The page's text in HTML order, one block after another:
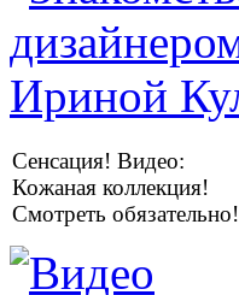
Сенсация! Видео:
Кожаная коллекция!
Смотреть обязательно!